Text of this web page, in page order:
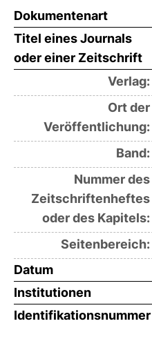
Dokumentenart
Titel eines Journals
oder einer Zeitschrift
Verlag:
Ort der
Veröffentlichung:
Band:
Nummer des
Zeitschriftenheftes
oder des Kapitels:
Seitenbereich:
Datum
Institutionen
Identifikationsnummer